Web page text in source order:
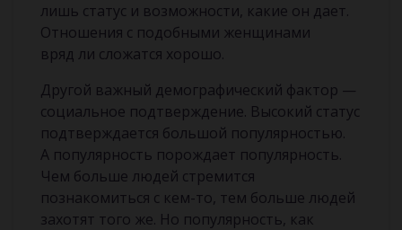
лишь статус и возможности, какие он дает.
Отношения с подобными женщинами
вряд ли сложатся хорошо.
Другой важный демографический фактор —
социальное подтверждение. Высокий статус
подтверждается большой популярностью.
А популярность порождает популярность.
Чем больше людей стремится
познакомиться с кем-то, тем больше людей
захотят того же. Но популярность, как